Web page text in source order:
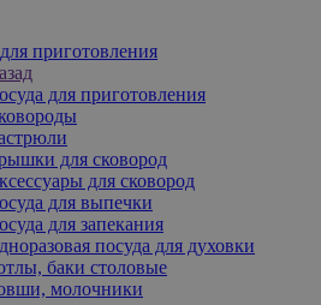
приготовления
для приготовления
для сковород
для сковород
для выпечки
для запекания
посуда для духовки
баки столовые
молочники